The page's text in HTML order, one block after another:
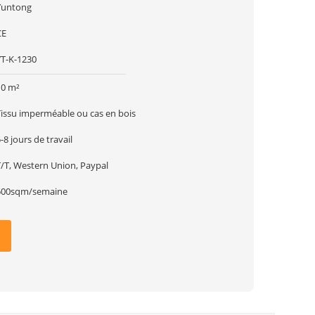
K-1230
m²
imperméable ou cas en bois
8 jours de travail
T, Western Union, Paypal
semaine